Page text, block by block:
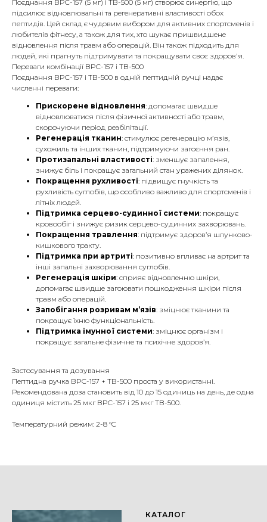
Поєднання BPC-157 (5 мг) і TB-500 (5 мг) створює синергію, що
підсилює відновлювальні та регенеративні властивості обох
пептидів. Цей склад є чудовим вибором для активних спортсменів і
любителів фітнесу, а також для тих, хто шукає пришвидшене
відновлення після травм або операцій. Він також підходить для
людей, які прагнуть підтримувати та покращувати своє здоров'я.
Переваги комбінації BPC-157 і TB-500
Поєднання BPC-157 і TB-500 в одній пептидній ручці надає
численні переваги:
Прискорене відновлення: допомагає швидше
відновлюватися після фізичної активності або травм,
скорочуючи період реабілітації.
Регенерація тканин: стимулює регенерацію м’язів,
сухожиль та інших тканин, підтримуючи загоєння ран.
Протизапальні властивості: зменшує запалення,
знижує біль і покращує загальний стан уражених ділянок.
Покращення рухливості: підвищує гнучкість та
рухливість суглобів, що особливо важливо для спортсменів і
літніх людей.
Підтримка серцево-судинної системи: покращує
кровообіг і знижує ризик серцево-судинних захворювань.
Покращення травлення: підтримує здоров’я шлунково-
кишкового тракту.
Підтримка при артриті: позитивно впливає на артрит та
інші запальні захворювання суглобів.
Регенерація шкіри: сприяє відновленню шкіри,
допомагає швидше загоювати пошкодження шкіри після
травм або операцій.
Запобігання розривам м’язів: зміцнює тканини та
покращує їхню функціональність.
Підтримка імунної системи: зміцнює організм і
покращує загальне фізичне та психічне здоров’я.
Застосування та дозування
Пептидна ручка BPC-157 + TB-500 проста у використанні.
Рекомендована доза становить від 10 до 15 одиниць на день, де одна
одиниця містить 25 мкг BPC-157 і 25 мкг TB-500.
Температурний режим: 2-8 °C
КАТАЛОГ